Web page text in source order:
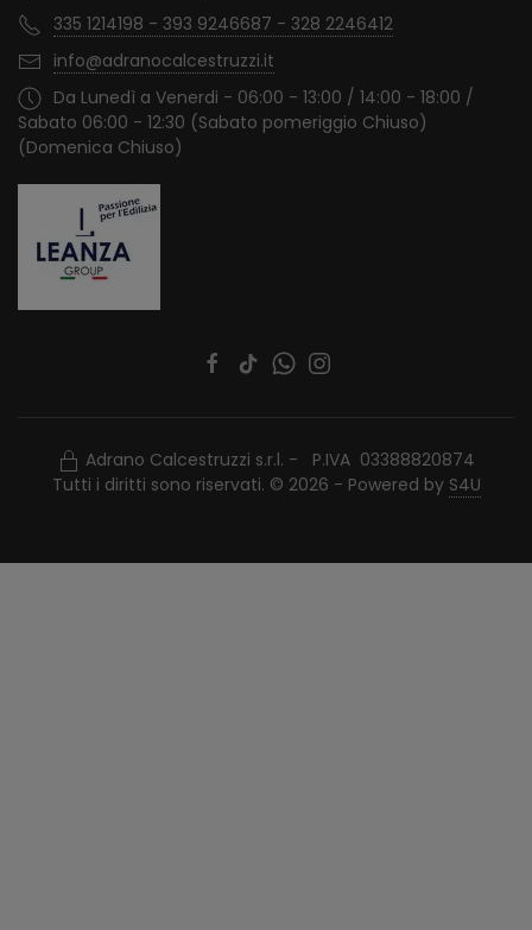
335 1214198 - 393 9246687 - 328 2246412
info@adranocalcestruzzi.it
Da Lunedì a Venerdi - 06:00 - 13:00 / 14:00 - 18:00 /
Sabato 06:00 - 12:30 (Sabato pomeriggio Chiuso)
(Domenica Chiuso)
Adrano Calcestruzzi s.r.l. - P.IVA 03388820874
Tutti i diritti sono riservati. © 2026 - Powered by S4U